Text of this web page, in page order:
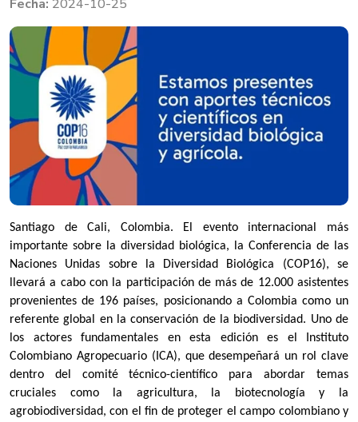
2024-10-25
Santiago de Cali, Colombia. El evento internacional más
importante sobre la diversidad biológica, la Conferencia de las
Naciones Unidas sobre la Diversidad Biológica (COP16), se
llevará a cabo con la participación de más de 12.000 asistentes
provenientes de 196 países, posicionando a Colombia como un
referente global en la conservación de la biodiversidad. Uno de
los actores fundamentales en esta edición es el Instituto
Colombiano Agropecuario (ICA), que desempeñará un rol clave
dentro del comité técnico-científico para abordar temas
cruciales como la agricultura, la biotecnología y la
agrobiodiversidad, con el fin de proteger el campo colombiano y